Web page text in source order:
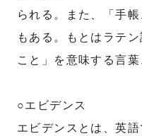
られる。また、「手
もある。もとはラテ
こと」を意味する言
○エビデンス
エビデンスとは、英